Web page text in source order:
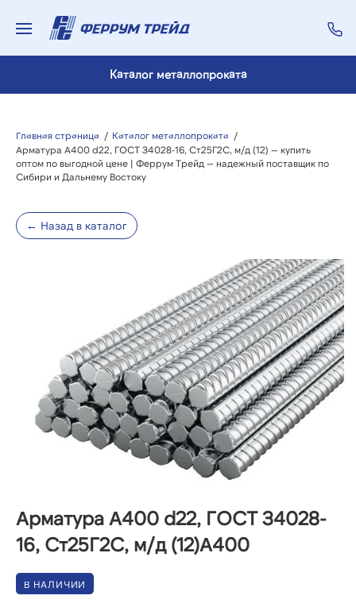
Каталог металлопроката
Главная страница / Каталог металлопроката /
Арматура А400 d22, ГОСТ 34028-16, Ст25Г2С, м/д (12) — купить
оптом по выгодной цене | Феррум Трейд — надежный поставщик по
Сибири и Дальнему Востоку
← Назад в каталог
Арматура А400 d22, ГОСТ 34028-
16, Ст25Г2С, м/д (12)А400
В НАЛИЧИИ